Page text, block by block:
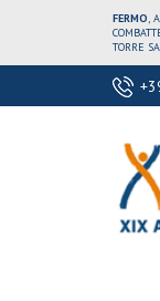
FERMO,
TORRE